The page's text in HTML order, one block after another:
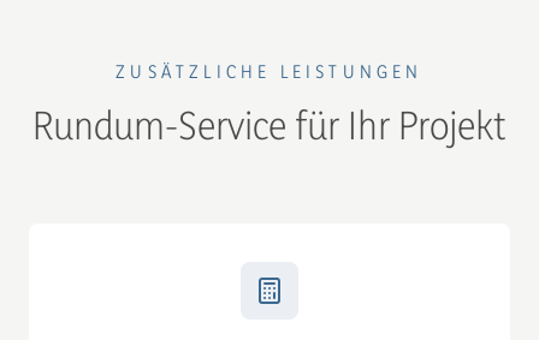
ZUSÄTZLICHE LEISTUNGEN
Rundum-Service für Ihr Projekt